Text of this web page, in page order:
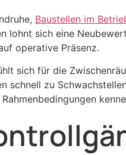
Baustellen im
lohnt sich eine
operative Präsenz.
sich für die
schnell zu